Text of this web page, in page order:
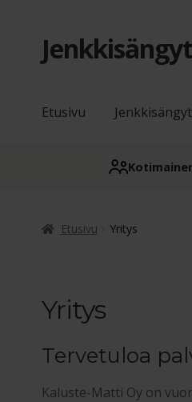
Siirry
navigointiin
Siirry
sisältöön
Jenkkisängyt
Etusivu Jenkkisängyt
Etusivu Yritys
Yritys
Tervetuloa
Kaluste-Matti Oy on